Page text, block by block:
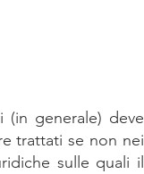
(in generale) deve
trattati se non nei
sulle quali il